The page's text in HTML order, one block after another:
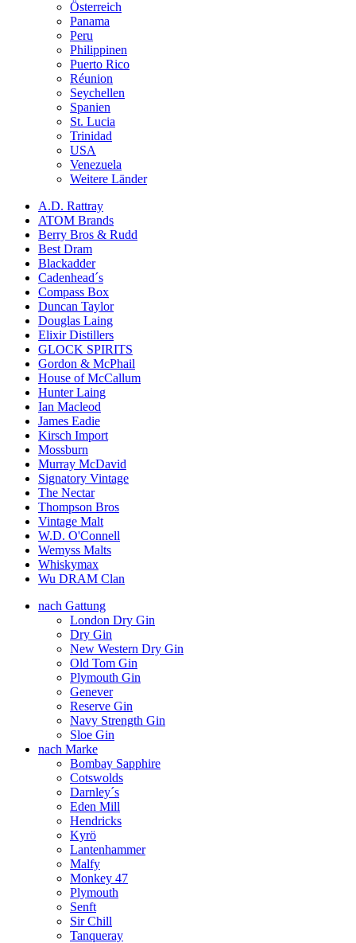
Österreich
Panama
Peru
Philippinen
Puerto Rico
Réunion
Seychellen
Spanien
St. Lucia
Trinidad
USA
Venezuela
Weitere Länder
A.D. Rattray
ATOM Brands
Berry Bros & Rudd
Best Dram
Blackadder
Cadenhead´s
Compass Box
Duncan Taylor
Douglas Laing
Elixir Distillers
GLOCK SPIRITS
Gordon & McPhail
House of McCallum
Hunter Laing
Ian Macleod
James Eadie
Kirsch Import
Mossburn
Murray McDavid
Signatory Vintage
The Nectar
Thompson Bros
Vintage Malt
W.D. O'Connell
Wemyss Malts
Whiskymax
Wu DRAM Clan
nach Gattung
London Dry Gin
Dry Gin
New Western Dry Gin
Old Tom Gin
Plymouth Gin
Genever
Reserve Gin
Navy Strength Gin
Sloe Gin
nach Marke
Bombay Sapphire
Cotswolds
Darnley´s
Eden Mill
Hendricks
Kyrö
Lantenhammer
Malfy
Monkey 47
Plymouth
Senft
Sir Chill
Tanqueray